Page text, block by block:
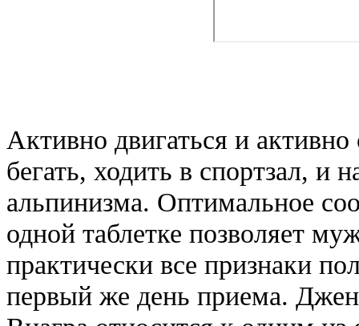
Активно двигаться и
бегать, ходить в спортзал, и
альпинизма. Оптимальное
одной таблетке позволяет
практически все признаки
первый же день приема.